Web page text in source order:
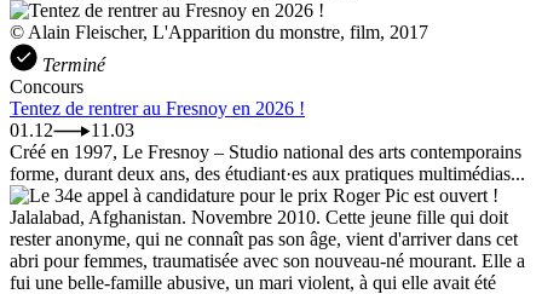
© Alain Fleischer, L'Apparition du monstre, film, 2017
Terminé
Concours
Tentez de rentrer au Fresnoy en 2026 !
01.12
11.03
Créé en 1997, Le Fresnoy – Studio national des arts contemporains
forme, durant deux ans, des étudiant·es aux pratiques multimédias...
Jalalabad, Afghanistan. Novembre 2010. Cette jeune fille qui doit
rester anonyme, qui ne connaît pas son âge, vient d'arriver dans cet
abri pour femmes, traumatisée avec son nouveau-né mourant. Elle a
fui une belle-famille abusive, un mari violent, à qui elle avait été